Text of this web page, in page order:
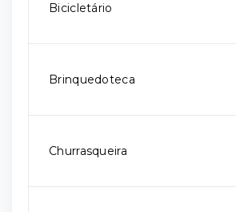
Bicicletário
Brinquedoteca
Churrasqueira